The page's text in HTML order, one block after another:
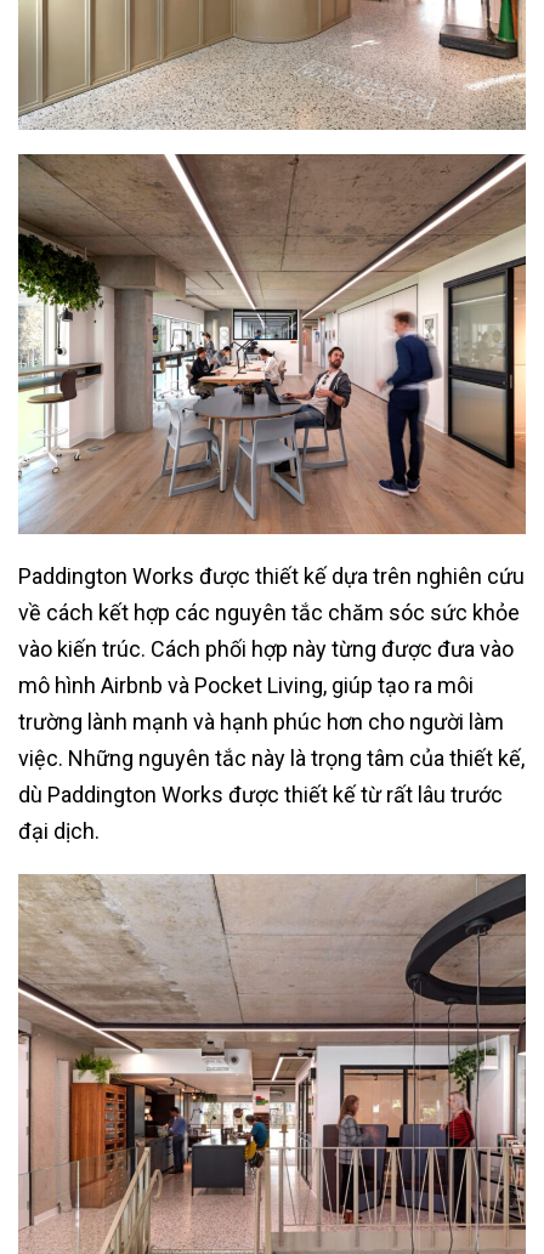
Paddington Works được thiết kế dựa trên nghiên cứu
về cách kết hợp các nguyên tắc chăm sóc sức khỏe
vào kiến ​​trúc. Cách phối hợp này từng được đưa vào
mô hình Airbnb và Pocket Living, giúp tạo ra môi
trường lành mạnh và hạnh phúc hơn cho người làm
việc. Những nguyên tắc này là trọng tâm của thiết kế,
dù Paddington Works được thiết kế từ rất lâu trước
đại dịch.